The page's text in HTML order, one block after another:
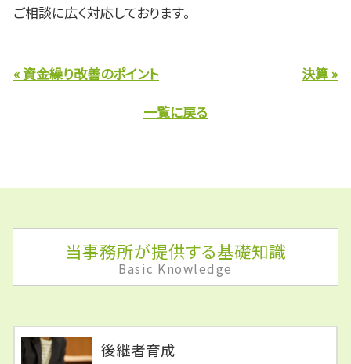
ご相談に広く対応しております。
« 資金繰り改善のポイント
決算 »
一覧に戻る
当事務所が提供する基礎知識
Basic Knowledge
後継者育成